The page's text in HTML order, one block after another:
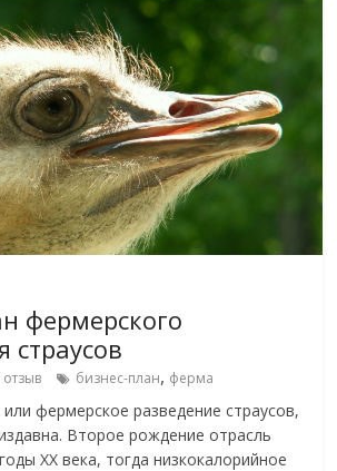
фермерского
страусов
отзыв бизнес-план, ферма
фермерское разведение страусов,
Второе рождение отрасль
XX века, тогда низкокалорийное